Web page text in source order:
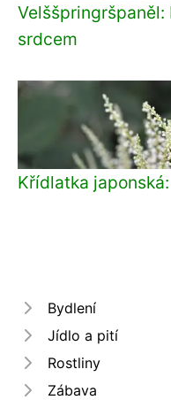
srdcem
Křídlatka
Bydlení
Jídlo a pití
Rostliny
Zábava